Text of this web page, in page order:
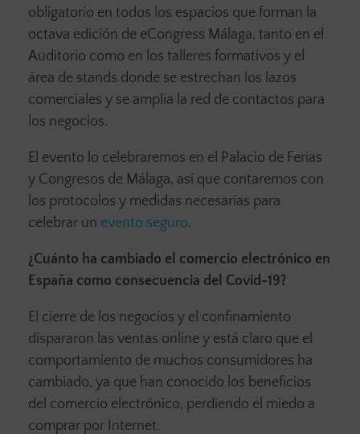
obligatorio en todos los espacios que forman la
octava edición de eCongress Málaga, tanto en el
Auditorio como en los talleres formativos y el
área de stands donde se estrechan los lazos
comerciales y se amplía la red de contactos para
los negocios.
El evento lo celebraremos en el Palacio de Ferias
y Congresos de Málaga, así que contaremos con
los protocolos y medidas necesarias para
celebrar un evento seguro.
¿Cuánto ha cambiado el comercio electrónico en
España como consecuencia del Covid-19?
El cierre de los negocios y el confinamiento
dispararon las ventas online y está claro que el
comportamiento de muchos consumidores ha
cambiado, ya que han conocido los beneficios
del comercio electrónico, perdiendo el miedo a
comprar por Internet.